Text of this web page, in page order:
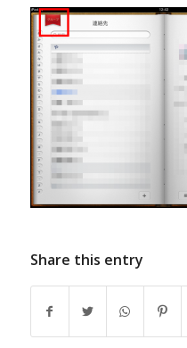
Share this entry